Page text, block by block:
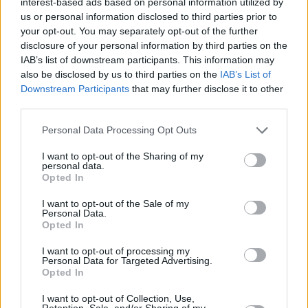
us or personal information disclosed to third parties prior to
your opt-out. You may separately opt-out of the further
disclosure of your personal information by third parties on the
IAB’s list of downstream participants. This information may
also be disclosed by us to third parties on the IAB’s List of
Downstream Participants that may further disclose it to other
Please note that this website/app uses one or more Google
not limited to your visit or usage behaviour. You may click to
grant or deny consent to Google and its third-party tags to
use your data for below specified purposes in below Google
consent section.
Personal Data Processing Opt Outs
I want to opt-out of the Sharing of my
personal data.
Opted In
I want to opt-out of the Sale of my
Personal Data.
Opted In
I want to opt-out of processing my
Personal Data for Targeted Advertising.
Opted In
I want to opt-out of Collection, Use,
Se se l’è perso:L’Ucraina amplia il riconoscimento della
doppia cittadinanza, alleviando le preoccupazioni legali degli
ungheresi in Transcarpazia!
Lettura del sottotesto: desiderio condiviso di ricominciare, ma
punti di partenza diversi
Prese insieme, le due dichiarazioni mostrano una
La sovrapposizione è il linguaggio del processo
: entrambe le
parti segnalano che non si tratta di una chiamata una tantum,
ma dell’inizio di un lavoro strutturato, con un incontro di
abbiano reso pubblica la notizia in tempi brevi suggerisce
anche un tentativo di creare uno slancio politico e di
rassicurare il pubblico nazionale sul fatto che l’impegno è in
Il divario risiede nellasequenza e nella cornice.
Kyiv sta cercando di inserire la disputa sui diritti delle